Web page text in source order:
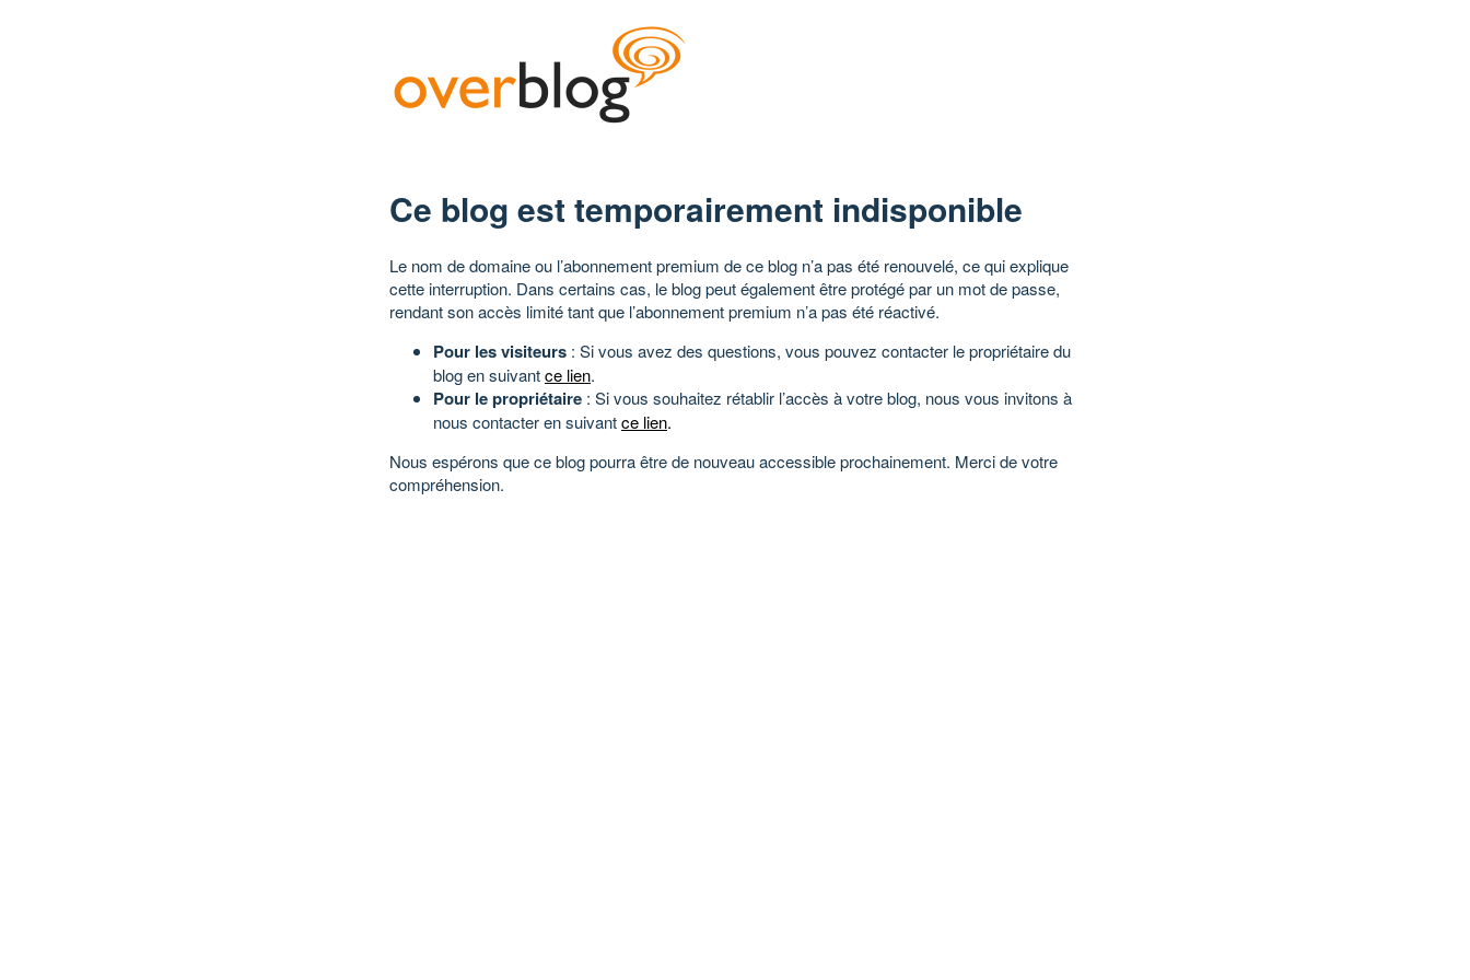
Ce blog est temporairement indisponible
Le nom de domaine ou l’abonnement premium de ce blog n’a pas été renouvelé, ce qui explique
cette interruption. Dans certains cas, le blog peut également être protégé par un mot de passe,
rendant son accès limité tant que l’abonnement premium n’a pas été réactivé.
Pour les visiteurs : Si vous avez des questions, vous pouvez contacter le propriétaire du
blog en suivantce lien.
Pour le propriétaire : Si vous souhaitez rétablir l’accès à votre blog, nous vous invitons à
nous contacter en suivantce lien.
Nous espérons que ce blog pourra être de nouveau accessible prochainement. Merci de votre
compréhension.